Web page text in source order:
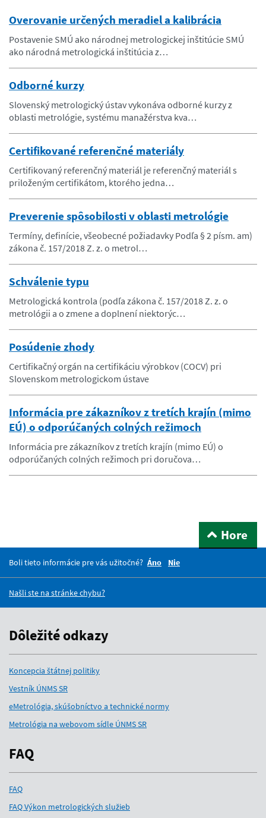
Overovanie určených meradiel a kalibrácia
Postavenie SMÚ ako národnej metrologickej inštitúcie SMÚ
ako národná metrologická inštitúcia z…
Odborné kurzy
Slovenský metrologický ústav vykonáva odborné kurzy z
oblasti metrológie, systému manažérstva kva…
Certifikované referenčné materiály
Certifikovaný referenčný materiál je referenčný materiál s
priloženým certifikátom, ktorého jedna…
Preverenie spôsobilosti v oblasti metrológie
Termíny, definície, všeobecné požiadavky Podľa § 2 písm. am)
zákona č. 157/2018 Z. z. o metrol…
Schválenie typu
Metrologická kontrola (podľa zákona č. 157/2018 Z. z. o
metrológii a o zmene a doplnení niektorýc…
Posúdenie zhody
Certifikačný orgán na certifikáciu výrobkov (COCV) pri
Slovenskom metrologickom ústave
Informácia pre zákazníkov z tretích krajín (mimo
EÚ) o odporúčaných colných režimoch
Informácia pre zákazníkov z tretích krajín (mimo EÚ) o
odporúčaných colných režimoch pri doručova…
Hore
Boli tieto informácie pre vás užitočné? Áno Nie
Našli ste na stránke chybu?
Dôležité odkazy
Koncepcia štátnej politiky
Vestník ÚNMS SR
eMetrológia, skúšobníctvo a technické normy
Metrológia na webovom sídle ÚNMS SR
FAQ
FAQ
FAQ Výkon metrologických služieb